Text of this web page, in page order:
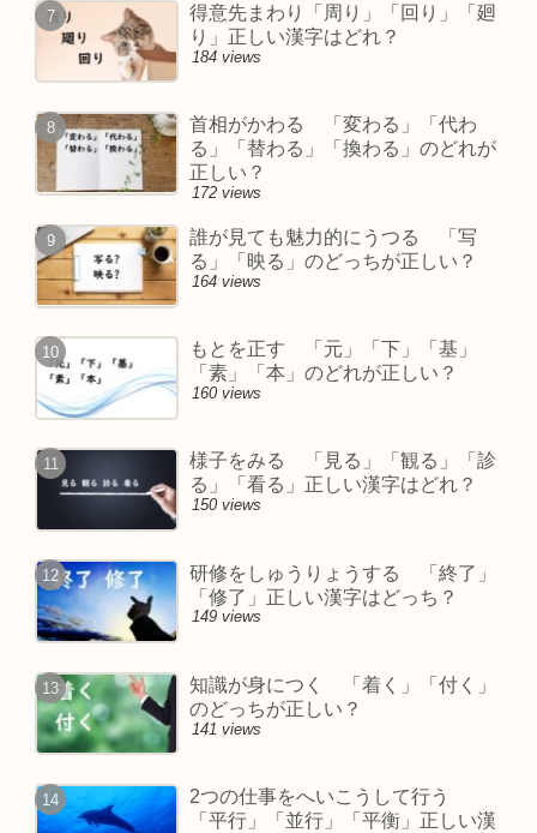
得意先まわり「周り」「回り」「廻
り」正しい漢字はどれ？
184 views
首相がかわる 「変わる」「代わ
る」「替わる」「換わる」のどれが
正しい？
172 views
誰が見ても魅力的にうつる 「写
る」「映る」のどっちが正しい？
164 views
もとを正す 「元」「下」「基」
「素」「本」のどれが正しい？
160 views
様子をみる 「見る」「観る」「診
る」「看る」正しい漢字はどれ？
150 views
研修をしゅうりょうする 「終了」
「修了」正しい漢字はどっち？
149 views
知識が身につく 「着く」「付く」
のどっちが正しい？
141 views
2つの仕事をへいこうして行う
「平行」「並行」「平衡」正しい漢